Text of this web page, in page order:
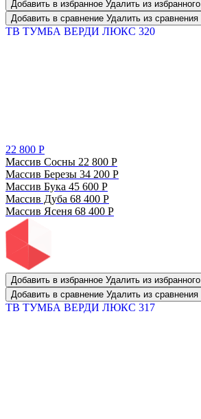
Добавить в избранное Удалить из избранного
Добавить в сравнение Удалить из сравнения
ТВ ТУМБА ВЕРДИ ЛЮКС 320
22 800 Р
Массив Сосны 22 800 Р
Массив Березы 34 200 Р
Массив Бука 45 600 Р
Массив Дуба 68 400 Р
Массив Ясеня 68 400 Р
Добавить в избранное Удалить из избранного
Добавить в сравнение Удалить из сравнения
ТВ ТУМБА ВЕРДИ ЛЮКС 317